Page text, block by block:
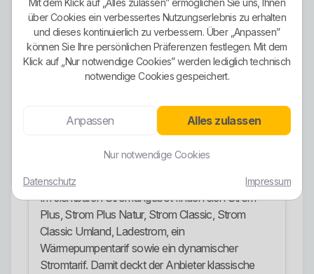
Zusätzlich betont das Unternehmen seine Rolle
bei erneuerbaren Energien und verweist auf
eigene Photovoltaik-Anlagen sowie auf
Stromerzeugung aus Biomasse im Heizkraftwerk.
Das spricht für eine echte regionale
nicht automatisch jeden Tarif gedanklich zu einem
reinen Ökostromprodukt umdeuten, nur weil das
Stromangebote
Im sichtbaren Stromangebot finden sich Strom
Plus, Strom Plus Natur, Strom Classic, Strom
Classic Umland, Ladestrom, ein
Wärmepumpentarif sowie ein dynamischer
Stromtarif. Damit deckt der Anbieter klassische
Mit dem Klick auf „Alles zulassen” ermöglichen Sie uns, Ihnen
über Cookies ein verbessertes Nutzungserlebnis zu erhalten
und dieses kontinuierlich zu verbessern. Über „Anpassen”
können Sie Ihre persönlichen Präferenzen festlegen. Mit dem
Klick auf „Nur notwendige Cookies” werden lediglich technisch
notwendige Cookies gespeichert.
Anpassen Alles zulassen
Nur notwendige Cookies
Datenschutz Impressum